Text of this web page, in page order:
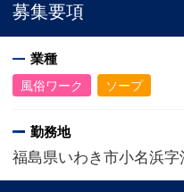
募集要項
業種
風俗ワーク ソープ
勤務地
福島県いわき市小名浜